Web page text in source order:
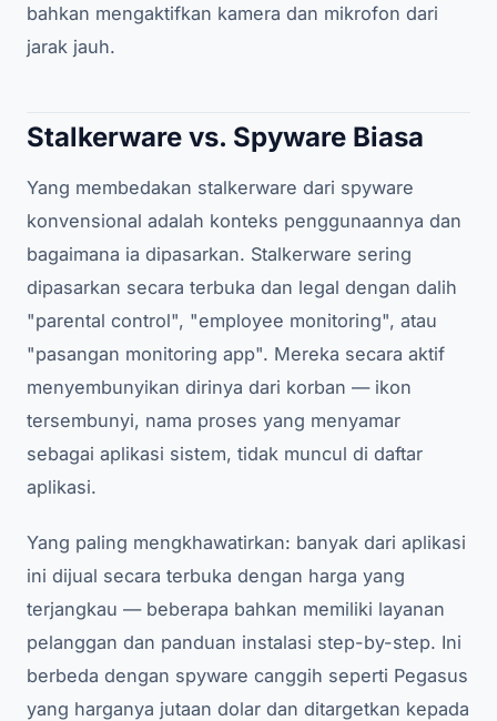
bahkan mengaktifkan kamera dan mikrofon dari
jarak jauh.
Stalkerware vs. Spyware Biasa
Yang membedakan stalkerware dari spyware
konvensional adalah konteks penggunaannya dan
bagaimana ia dipasarkan. Stalkerware sering
dipasarkan secara terbuka dan legal dengan dalih
"parental control", "employee monitoring", atau
"pasangan monitoring app". Mereka secara aktif
menyembunyikan dirinya dari korban — ikon
tersembunyi, nama proses yang menyamar
sebagai aplikasi sistem, tidak muncul di daftar
aplikasi.
Yang paling mengkhawatirkan: banyak dari aplikasi
ini dijual secara terbuka dengan harga yang
terjangkau — beberapa bahkan memiliki layanan
pelanggan dan panduan instalasi step-by-step. Ini
berbeda dengan spyware canggih seperti Pegasus
yang harganya jutaan dolar dan ditargetkan kepada